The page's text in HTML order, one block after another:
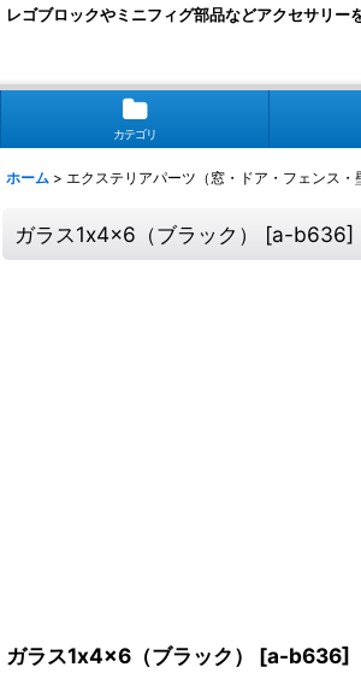
レゴブロックやミニフィグ部品などアクセサリー
カテゴリ
ホーム > エクステリアパーツ（窓・ドア・フェンス・
ガラス1x4x6（ブラック） [a-b636]
ガラス1x4x6（ブラック） [a-b636]